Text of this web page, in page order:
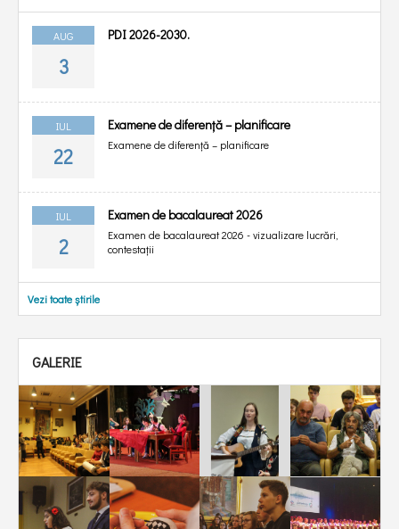
AUG
3
PDI 2026-2030.
IUL
22
Examene de diferență – planificare
Examene de diferență – planificare
IUL
2
Examen de bacalaureat 2026
Examen de bacalaureat 2026 - vizualizare lucrări,
contestații
Vezi toate știrile
GALERIE